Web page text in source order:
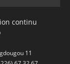
continu
11